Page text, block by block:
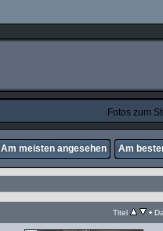
Fotos zum
Am meisten angesehen Am
Titel •